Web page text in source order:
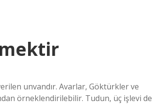
unvandır. Avarlar, Göktürkler ve
örneklendirilebilir. Tudun, üç işlevi de